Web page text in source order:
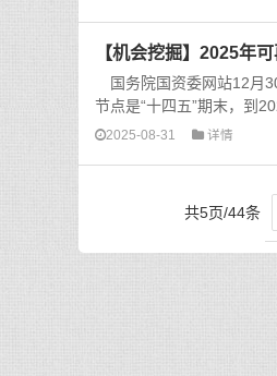
【机会挖掘】2025年
国务院国资委网站12月
节点是“十四五”期末，到
2025-08-31 详情
共5页/44条